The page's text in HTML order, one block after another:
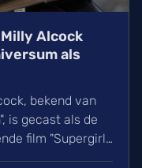
Alcock
als
bekend van
is gecast als de
film "Supergirl:
DC Universum. Dit